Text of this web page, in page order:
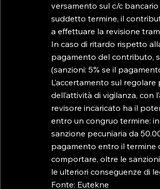
versamento sul c/c
suddetto termine, il
a effettuare la revisione
In caso di ritardo rispetto
pagamento del contributo,
(sanzioni: 5% se il
L’accertamento sul
dell’attività di vigilanza, con
revisore incaricato ha il
entro un congruo termine:
sanzione pecuniaria da
pagamento entro il termine
comportare, oltre le
le ulteriori conseguenze di
Fonte: Eutekne